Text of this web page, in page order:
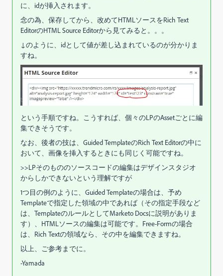
に、idが挿入されます。
念の為、保存してから、改めてHTMLソースをRich Text
EditorのHTML Source Editorから見てみると。。。
↓のように、idとして値が差し込まれているのが分かりま
すね。
という手順ですね。こうすれば、個々のLPのAssetごとに編
集できそうです。
なお、後者の技は、Guided TemplateのRich Text Editorの中に
おいて、画像を挿入するときにも同じく可能ですね。
>>LPそのもののソースコードの編集はデザインスタジオ
からしかできないという理解ですが
1つ目の例のように、Guided Templateの場合は、予め
Templateで指定した領域の中であれば（その指定手段など
は、TemplateのルールとしてMarketo Docsに説明がありま
す）、HTMLソースの編集は可能です。Free-Formの場合
は、Rich Textの領域なら、その中を編集できますね。
以上、ご参考までに。
-Yamada